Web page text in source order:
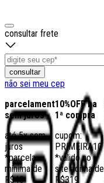
consultar frete
consultar
não sei meu cep
parcelamento
sem juros
até 5x sem
juros
*parcela
mínima de
R$40
10%OFF na
1ª compra
cupom:
PRIMEIRA10
*válido no
site acima de
R$319